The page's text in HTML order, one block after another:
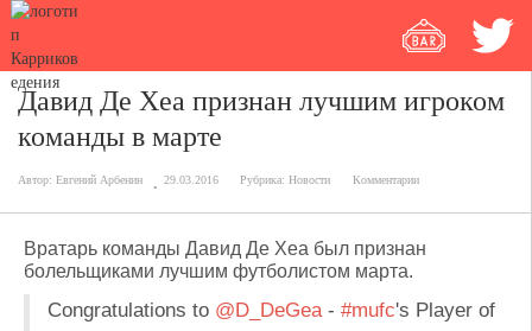
Давид Де Хеа признан лучшим игроком
команды в марте
Автор: Евгений Арбенин 29.03.2016 Рубрика: Новости Комментарии
Вратарь команды Давид Де Хеа был признан
болельщиками лучшим футболистом марта.
Congratulations to @D_DeGea- #mufc's Player of